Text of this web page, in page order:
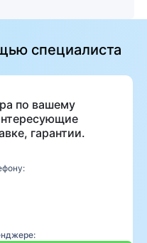
специалиста
по вашему
гарантии.